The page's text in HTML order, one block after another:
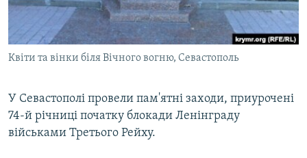
ВІДЕОУРОКИ «ELIFBE»
СВІДЧЕННЯ ОКУПАЦІЇ
УКРАЇНСЬКА ПРОБЛЕМА КРИМУ
Qırımtatar
Квіти та вінки біля Вічного вогню, Севастополь
У Севастополі провели пам'ятні заходи, приурочені
74-й річниці початку блокади Ленінграду
військами Третього Рейху.